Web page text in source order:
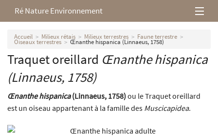
Ré Nature Environnement
L’association
Milieux rétais
Nos parutions
Accueil Milieux rétais Milieux terrestres Faune terrestre
Oiseaux terrestres Œnanthe hispanica (Linnaeus, 1758)
Traquet oreillard Œnanthe hispanica
(Linnaeus, 1758)
Œnanthe hispanica(Linnaeus, 1758)ou le Traquet oreillard
est un oiseau appartenant à la famille des Muscicapidea.